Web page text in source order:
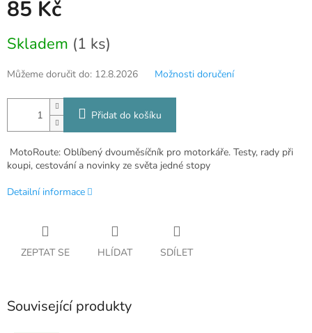
85 Kč
cena:
Skladem (1 ks)
Můžeme doručit do: 12.8.2026 Možnosti doručení
Přidat do košíku
MotoRoute: Oblíbený dvouměsíčník pro motorkáře. Testy, rady při
koupi, cestování a novinky ze světa jedné stopy
Detailní informace
ZEPTAT SE HLÍDAT SDÍLET
Související produkty